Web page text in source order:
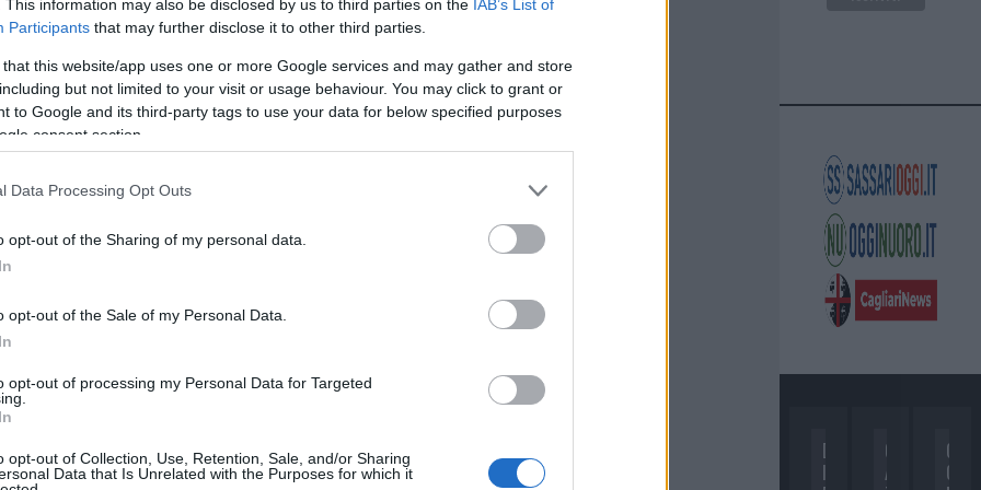
This information may also be disclosed by us to third parties on the IAB’s List of
Participants that may further disclose it to other third parties.
that this website/app uses one or more Google services and may gather and store
but not limited to your visit or usage behaviour. You may click to grant or
to Google and its third-party tags to use your data for below specified purposes
consent section.
Data Processing Opt Outs
opt-out of the Sharing of my personal data.
opt-out of the Sale of my Personal Data.
opt-out of processing my Personal Data for Targeted
opt-out of Collection, Use, Retention, Sale, and/or Sharing
Data that Is Unrelated with the Purposes for which it
è una priorità fondamentale per il
l’Amministrazione comunale organizza
gratuiti, rivolti alla popolazione, con
e migliorare la qualità della vita
uno degli strumenti più efficaci
e di quella collettiva. Partecipare agli
responsabile, consapevole e orientata al
aumenta notevolmente le possibilità di
se scoperte per tempo, possono essere
efficace.
future, ridurre il rischio di
D
I
C
A
C
O